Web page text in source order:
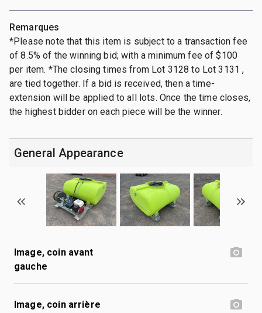
Remarques
*Please note that this item is subject to a transaction fee
of 8.5% of the winning bid; with a minimum fee of $100
per item. *The closing times from Lot 3128 to Lot 3131 ,
are tied together. If a bid is received, then a time-
extension will be applied to all lots. Once the time closes,
the highest bidder on each piece will be the winner.
General Appearance
Image, coin avant
gauche
Image, coin arrière